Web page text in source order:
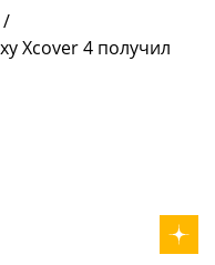
/
Xcover 4 получил